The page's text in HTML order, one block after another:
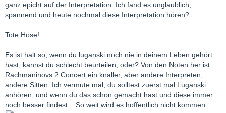
ganz epicht auf der Interpretation. Ich fand es unglaublich,
spannend und heute nochmal diese Interpretation hören?
Tote Hose!
Es ist halt so, wenn du luganski noch nie in deinem Leben gehört
hast, kannst du schlecht beurteilen, oder? Von den Noten her ist
Rachmaninovs 2 Concert ein knaller, aber andere Interpreten,
andere Sitten. Ich vermute mal, du solltest zuerst mal Luganski
anhören, und wenn du das schon gemacht hast und diese immer
noch besser findest... So weit wird es hoffentlich nicht kommen